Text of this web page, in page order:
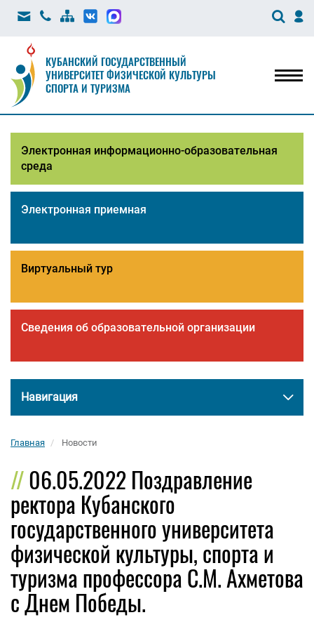
КУБАНСКИЙ ГОСУДАРСТВЕННЫЙ
УНИВЕРСИТЕТ ФИЗИЧЕСКОЙ КУЛЬТУРЫ
СПОРТА И ТУРИЗМА
Электронная информационно-образовательная
среда
Электронная приемная
Виртуальный тур
Сведения об образовательной организации
Навигация
Главная Новости
06.05.2022 Поздравление
ректора Кубанского
государственного университета
физической культуры, спорта и
туризма профессора С.М. Ахметова
с Днем Победы.